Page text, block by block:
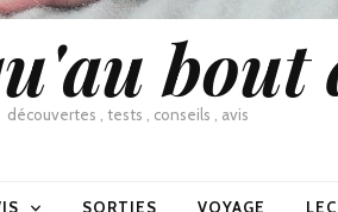
bout
découvertes , tests , conseils , avis
SORTIES VOYAGE